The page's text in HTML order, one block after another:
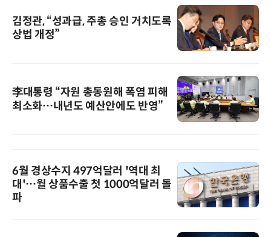
김정관, “성과급, 주총 승인 거치도록
상법 개정”
李대통령 “자원 총동원해 폭염 피해
최소화…내년도 예산안에도 반영”
6월 경상수지 497억달러 '역대 최
대'…월 상품수출 첫 1000억달러 돌
파